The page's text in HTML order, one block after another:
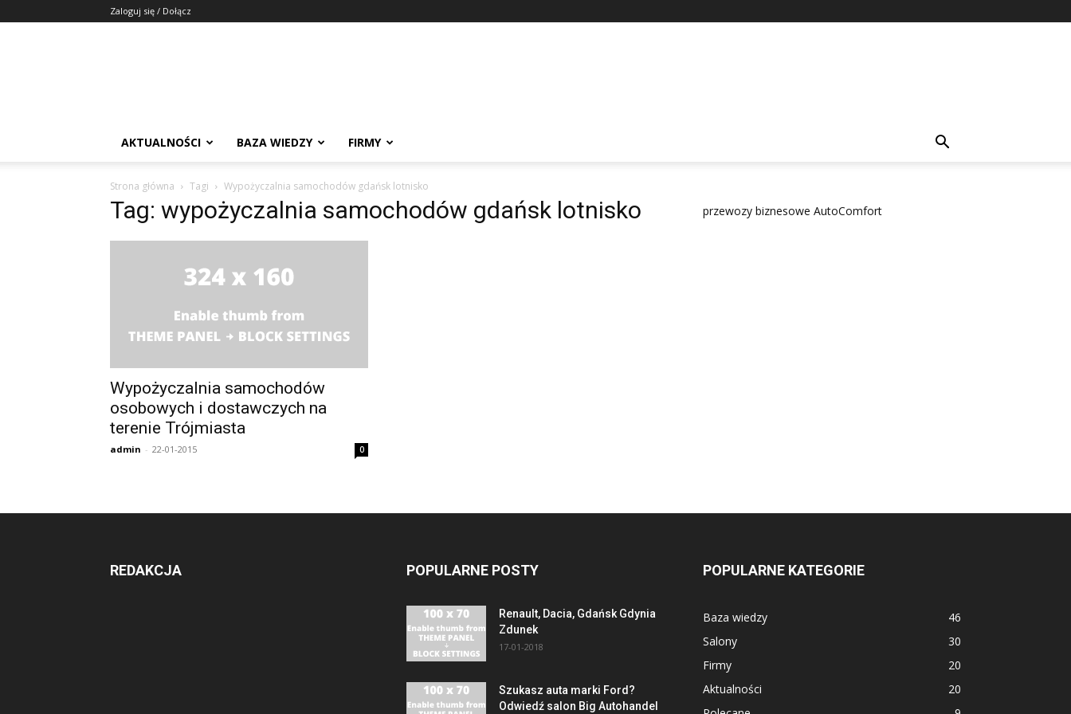
Zaloguj się / Dołącz
AKTUALNOŚCI BAZA WIEDZY FIRMY
Strona główna Tagi Wypożyczalnia samochodów gdańsk lotnisko
Tag: wypożyczalnia samochodów gdańsk lotnisko
Wypożyczalnia samochodów
osobowych i dostawczych na
terenie Trójmiasta
admin - 22-01-2015 0
przewozy biznesowe AutoComfort
REDAKCJA POPULARNE POSTY
Renault, Dacia, Gdańsk Gdynia
Zdunek
17-01-2018
Szukasz auta marki Ford?
Odwiedź salon Big Autohandel
POPULARNE KATEGORIE
Baza wiedzy
46
Salony
30
Firmy
20
Aktualności
20